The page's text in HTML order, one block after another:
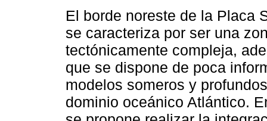
El borde noreste de la Placa
se caracteriza por ser una
tectónicamente compleja,
que se dispone de poca
modelos someros y
dominio oceánico Atlántico.